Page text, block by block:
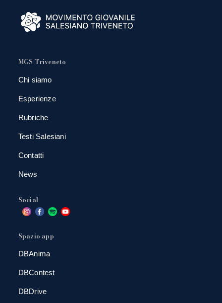
MGS Triveneto
Chi siamo
Esperienze
Rubriche
Testi Salesiani
Contatti
News
Social
Spazio app
DBAnima
DBContest
DBDrive